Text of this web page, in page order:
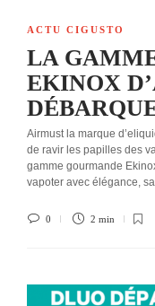
ACTU CIGUSTO
LA
EKINOX
Airmust la marque
de ravir les papilles des
gamme gourmande
vapoter avec élégance,
0 2 min